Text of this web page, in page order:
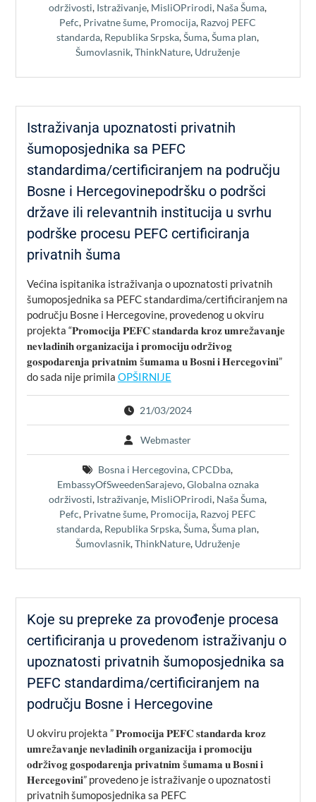
održivosti, Istraživanje, MisliOPrirodi, Naša Šuma,
Pefc, Privatne šume, Promocija, Razvoj PEFC
standarda, Republika Srpska,Šuma,Šuma plan,
Šumovlasnik,ThinkNature, Udruženje
Istraživanja upoznatosti privatnih
šumoposjednika sa PEFC
standardima/certificiranjem na području
Bosne i Hercegovinepodršku o podršci
države ili relevantnih institucija u svrhu
podrške procesu PEFC certificiranja
privatnih šuma
Većina ispitanika istraživanja o upoznatosti privatnih
šumoposjednika sa PEFC standardima/certificiranjem na
području Bosne i Hercegovine, provedenog u okviru
projekta “𝐏𝐫𝐨𝐦𝐨𝐜𝐢𝐣𝐚 𝐏𝐄𝐅𝐂 𝐬𝐭𝐚𝐧𝐝𝐚𝐫𝐝𝐚 𝐤𝐫𝐨𝐳 𝐮𝐦𝐫𝐞ž𝐚𝐯𝐚𝐧𝐣𝐞
𝐧𝐞𝐯𝐥𝐚𝐝𝐢𝐧𝐢𝐡 𝐨𝐫𝐠𝐚𝐧𝐢𝐳𝐚𝐜𝐢𝐣𝐚 𝐢 𝐩𝐫𝐨𝐦𝐨𝐜𝐢𝐣𝐮 𝐨𝐝𝐫ž𝐢𝐯𝐨𝐠
𝐠𝐨𝐬𝐩𝐨𝐝𝐚𝐫𝐞𝐧𝐣𝐚 𝐩𝐫𝐢𝐯𝐚𝐭𝐧𝐢𝐦 š𝐮𝐦𝐚𝐦𝐚 𝐮 𝐁𝐨𝐬𝐧𝐢 𝐢 𝐇𝐞𝐫𝐜𝐞𝐠𝐨𝐯𝐢𝐧𝐢”
do sada nije primila OPŠIRNIJE
21/03/2024
Webmaster
Bosna i Hercegovina,CPCDba,
EmbassyOfSweedenSarajevo,Globalna oznaka
održivosti, Istraživanje, MisliOPrirodi, Naša Šuma,
Pefc, Privatne šume, Promocija, Razvoj PEFC
standarda, Republika Srpska,Šuma,Šuma plan,
Šumovlasnik,ThinkNature, Udruženje
Koje su prepreke za provođenje procesa
certificiranja u provedenom istraživanju o
upoznatosti privatnih šumoposjednika sa
PEFC standardima/certificiranjem na
području Bosne i Hercegovine
U okviru projekta ” 𝐏𝐫𝐨𝐦𝐨𝐜𝐢𝐣𝐚 𝐏𝐄𝐅𝐂 𝐬𝐭𝐚𝐧𝐝𝐚𝐫𝐝𝐚 𝐤𝐫𝐨𝐳
𝐮𝐦𝐫𝐞ž𝐚𝐯𝐚𝐧𝐣𝐞 𝐧𝐞𝐯𝐥𝐚𝐝𝐢𝐧𝐢𝐡 𝐨𝐫𝐠𝐚𝐧𝐢𝐳𝐚𝐜𝐢𝐣𝐚 𝐢 𝐩𝐫𝐨𝐦𝐨𝐜𝐢𝐣𝐮
𝐨𝐝𝐫ž𝐢𝐯𝐨𝐠 𝐠𝐨𝐬𝐩𝐨𝐝𝐚𝐫𝐞𝐧𝐣𝐚 𝐩𝐫𝐢𝐯𝐚𝐭𝐧𝐢𝐦 š𝐮𝐦𝐚𝐦𝐚 𝐮 𝐁𝐨𝐬𝐧𝐢 𝐢
𝐇𝐞𝐫𝐜𝐞𝐠𝐨𝐯𝐢𝐧𝐢” provedeno je istraživanje o upoznatosti
privatnih šumoposjednika sa PEFC